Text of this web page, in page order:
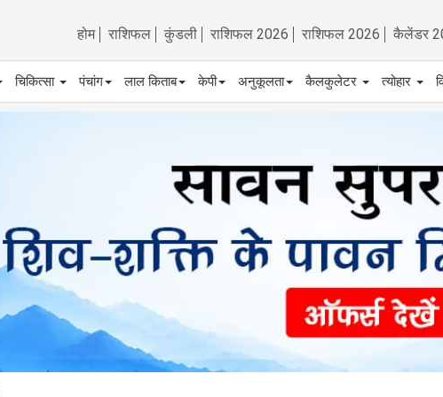
होम राशिफल कुंडली राशिफल 2026 राशिफल 2026 कैलेंडर
चिकित्सा पंचांग लाल किताब केपी अनुकूलता कैलकुलेटर त्योहार